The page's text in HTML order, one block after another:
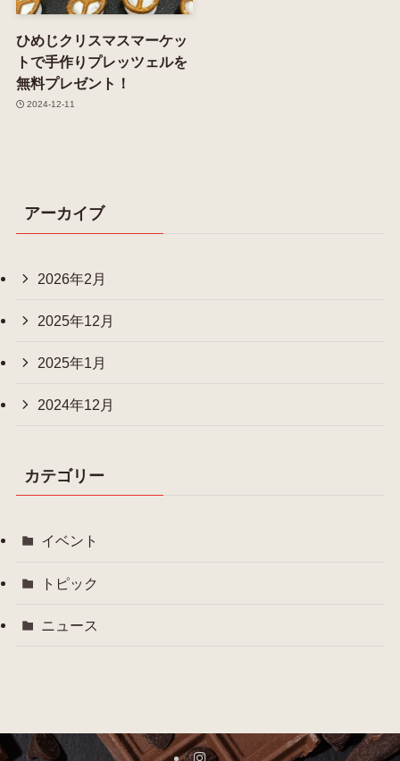
ひめじクリスマスマーケッ
トで手作りプレッツェルを
無料プレゼント！
2024-12-11
アーカイブ
2026年2月
2025年12月
2025年1月
2024年12月
カテゴリー
イベント
トピック
ニュース